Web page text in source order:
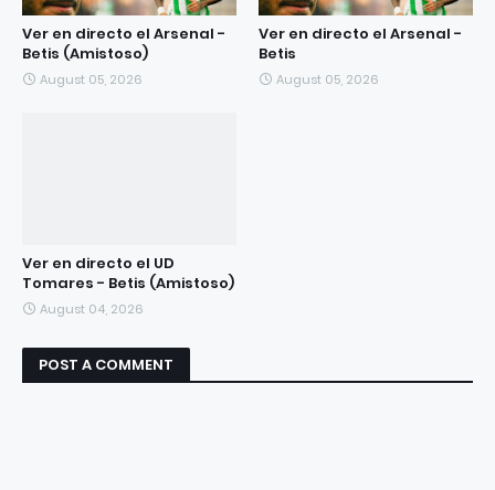
Ver en directo el Arsenal -
Betis (Amistoso)
August 05, 2026
Ver en directo el Arsenal -
Betis
August 05, 2026
Ver en directo el UD
Tomares - Betis (Amistoso)
August 04, 2026
POST A COMMENT